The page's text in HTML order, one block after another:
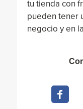
tu tienda con
pueden tener
negocio y en